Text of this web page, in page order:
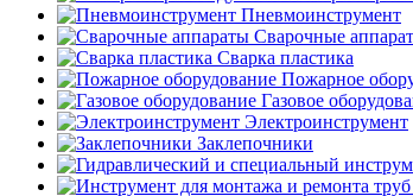
Пневмоинструмент
Сварочные
Сварка пластика
Пожарное
Газовое
Электроинструмент
Заклепочники